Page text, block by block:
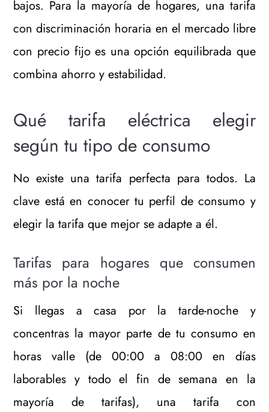
bajos. Para la mayoría de hogares, una tarifa
con discriminación horaria en el mercado libre
con precio fijo es una opción equilibrada que
combina ahorro y estabilidad.
Qué tarifa eléctrica elegir
según tu tipo de consumo
No existe una tarifa perfecta para todos. La
clave está en conocer tu perfil de consumo y
elegir la tarifa que mejor se adapte a él.
Tarifas para hogares que consumen
más por la noche
Si llegas a casa por la tarde-noche y
concentras la mayor parte de tu consumo en
horas valle (de 00:00 a 08:00 en días
laborables y todo el fin de semana en la
mayoría de tarifas), una tarifa con